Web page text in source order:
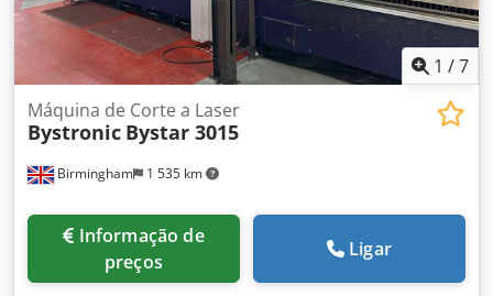
1 /7
Birmingham 1 535 km
Máquina de Corte a Laser
Bystronic Bystar 3015
preços
Ligar